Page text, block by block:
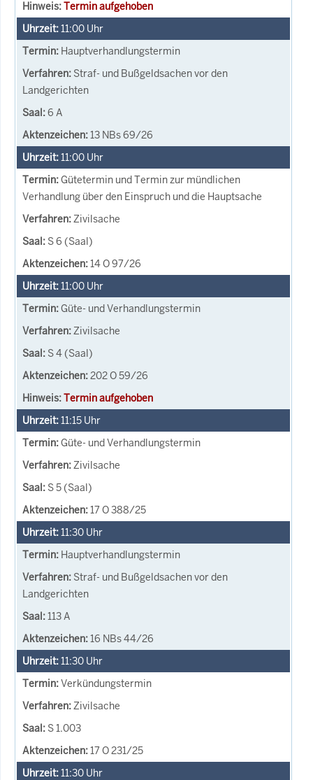
Termin aufgehoben
11:00 Uhr
Hauptverhandlungstermin
Straf- und Bußgeldsachen vor den
Landgerichten
6 A
13 NBs 69/26
11:00 Uhr
Gütetermin und Termin zur mündlichen
Verhandlung über den Einspruch und die Hauptsache
Zivilsache
S 6 (Saal)
14 O 97/26
11:00 Uhr
Güte- und Verhandlungstermin
Zivilsache
S 4 (Saal)
202 O 59/26
Termin aufgehoben
11:15 Uhr
Güte- und Verhandlungstermin
Zivilsache
S 5 (Saal)
17 O 388/25
11:30 Uhr
Hauptverhandlungstermin
Straf- und Bußgeldsachen vor den
Landgerichten
113 A
16 NBs 44/26
11:30 Uhr
Verkündungstermin
Zivilsache
S 1.003
17 O 231/25
11:30 Uhr